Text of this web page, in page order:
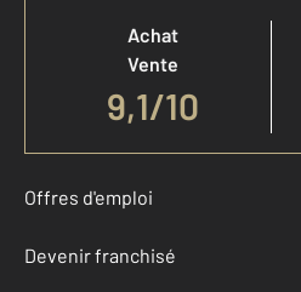
Achat
Vente
9,1/10
Offres d'emploi
Devenir franchisé